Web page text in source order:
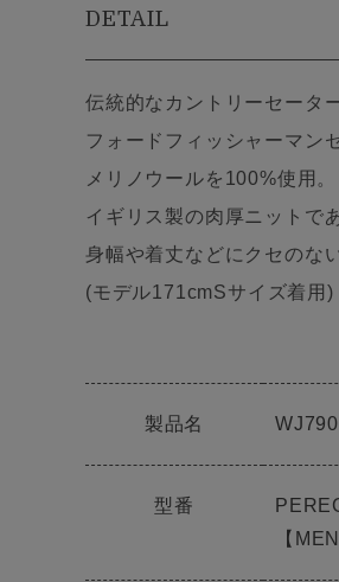
DETAIL
伝統的なカントリーセータ
フォードフィッシャーマン
メリノウールを100%使用
イギリス製の肉厚ニットで
身幅や着丈などにクセのな
(モデル171cmSサイズ着用)
製品名
型番
【